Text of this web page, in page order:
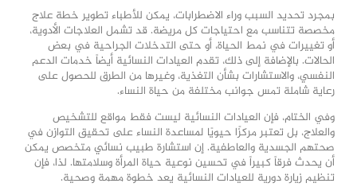
بمجرد تحديد السبب وراء الاضطرابات، يمكن للأطباء تطوير خطة علاج
مخصصة تتناسب مع احتياجات كل مريضة. قد تشمل العلاجات الأدوية،
أو تغييرات في نمط الحياة، أو حتى التدخلات الجراحية في بعض
الحالات. بالإضافة إلى ذلك، تقدم العيادات النسائية أيضاً خدمات الدعم
النفسي، والاستشارات بشأن التغذية، وغيرها من الطرق للحصول على
رعاية شاملة تمس جوانب مختلفة من حياة النساء.
وفي الختام، فإن العيادات النسائية ليست فقط مواقع للتشخيص
والعلاج، بل تعتبر مركزًا حيويًا لمساعدة النساء على تحقيق التوازن في
صحتهم الجسدية والعاطفية. إن استشارة طبيب نسائي متخصص يمكن
أن يحدث فرقاً كبيراً في تحسين نوعية حياة المرأة وسلامتها. لذا، فإن
تنظيم زيارة دورية للعيادات النسائية يعد خطوة مهمة وصحية.